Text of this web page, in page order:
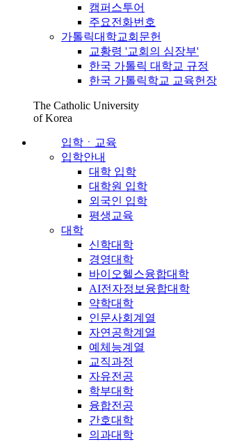
캠퍼스투어
주요전화번호
가톨릭대학교회문헌
교황령 '교회의 심장부'
한국 가톨릭 대학교 규정
한국 가톨릭학교 교육헌장
The Catholic University
of Korea
입학ㆍ교육
입학안내
대학 입학
대학원 입학
외국인 입학
평생교육
대학
신학대학
경영대학
바이오헬스융합대학
AI전자정보융합대학
약학대학
인문사회계열
자연공학계열
예체능계열
교직과정
자유전공
학부대학
융합전공
간호대학
의과대학